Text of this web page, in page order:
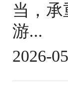
当，
游...
2026-